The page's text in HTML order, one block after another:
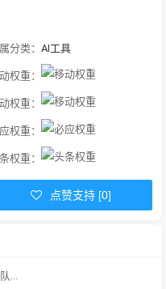
分类： AI工具
权重：
权重：
权重：
权重：
点赞支持 [0]
...